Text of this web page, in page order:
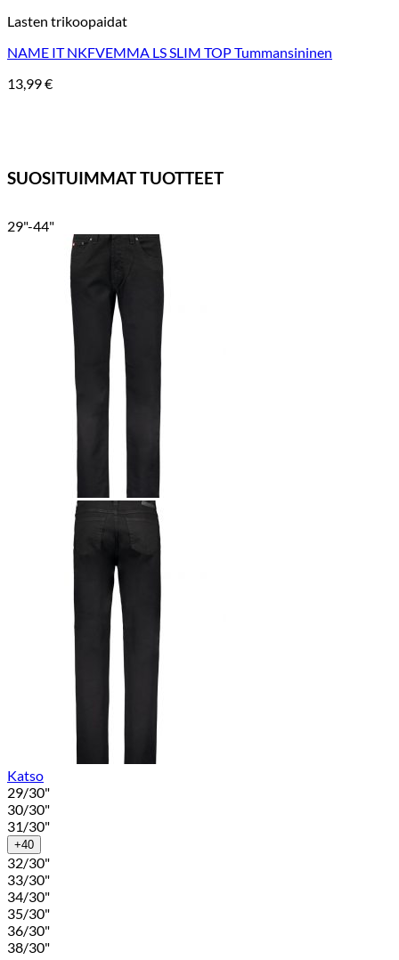
Lasten trikoopaidat
NAME IT NKFVEMMA LS SLIM TOP Tummansininen
13,99€
SUOSITUIMMAT TUOTTEET
29"-44"
Katso
29/30"
30/30"
31/30"
+40
32/30"
33/30"
34/30"
35/30"
36/30"
38/30"